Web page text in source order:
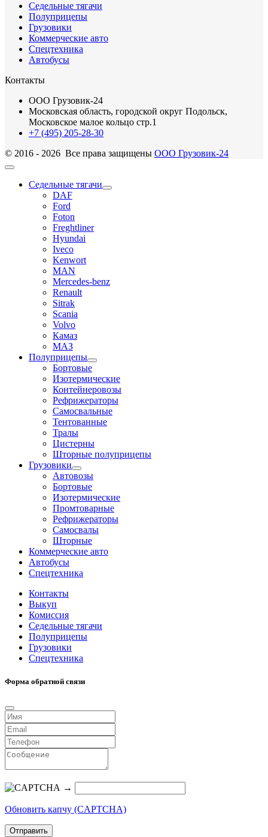
Седельные тягачи
Полуприцепы
Грузовики
Коммерческие авто
Спецтехника
Автобусы
Контакты
ООО Грузовик-24
Московская область, городской округ Подольск,
Московское малое кольцо стр.1
+7 (495) 205-28-30
© 2016 - 2026 Все права защищены ООО Грузовик-24
Седельные тягачи
DAF
Ford
Foton
Freghtliner
Hyundai
Iveco
Kenwort
MAN
Mercedes-benz
Renault
Sitrak
Scania
Volvo
Камаз
МАЗ
Полуприцепы
Бортовые
Изотермические
Контейнеровозы
Рефрижераторы
Самосвальные
Тентованные
Тралы
Цистерны
Шторные полуприцепы
Грузовики
Автовозы
Бортовые
Изотермические
Промтоварные
Рефрижераторы
Самосвалы
Шторные
Коммерческие авто
Автобусы
Спецтехника
Контакты
Выкуп
Комиссия
Седельные тягачи
Полуприцепы
Грузовики
Спецтехника
Форма обратной связи
→
Обновить капчу (CAPTCHA)